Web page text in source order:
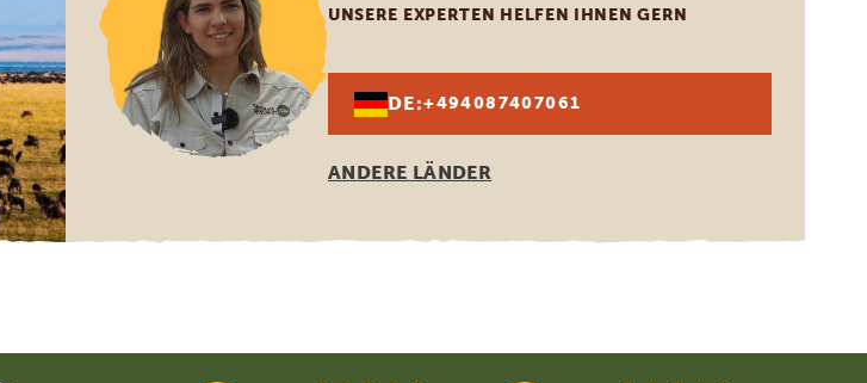
UNSERE EXPERTEN HELFEN IHNEN GERN
DE:+494087407061
ANDERE LÄNDER